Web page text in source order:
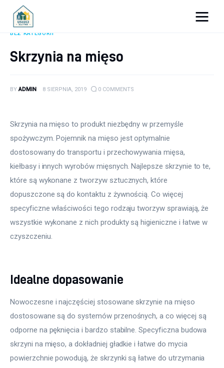
Prowadzenie firmy
Atrakcje
Prawo
Pozostałe
BEZ KATEGORII
Skrzynia na mięso
BY ADMIN 8 SIERPNIA, 2019 0 COMMENTS
Skrzynia na mięso to produkt niezbędny w przemyśle
spożywczym. Pojemnik na mięso jest optymalnie
dostosowany do transportu i przechowywania mięsa,
kiełbasy i innych wyrobów mięsnych. Najlepsze skrzynie to te,
które są wykonane z tworzyw sztucznych, które
dopuszczone są do kontaktu z żywnością. Co więcej
specyficzne właściwości tego rodzaju tworzyw sprawiają, że
wszystkie wykonane z nich produkty są higieniczne i łatwe w
czyszczeniu.
Idealne dopasowanie
Nowoczesne i najczęściej stosowane skrzynie na mięso
dostosowane są do systemów przenośnych, a co więcej są
odporne na pęknięcia i bardzo stabilne. Specyficzna budowa
skrzyni na mięso, a dokładniej gładkie i łatwe do mycia
powierzchnie powodują, że skrzynki są łatwe do utrzymania